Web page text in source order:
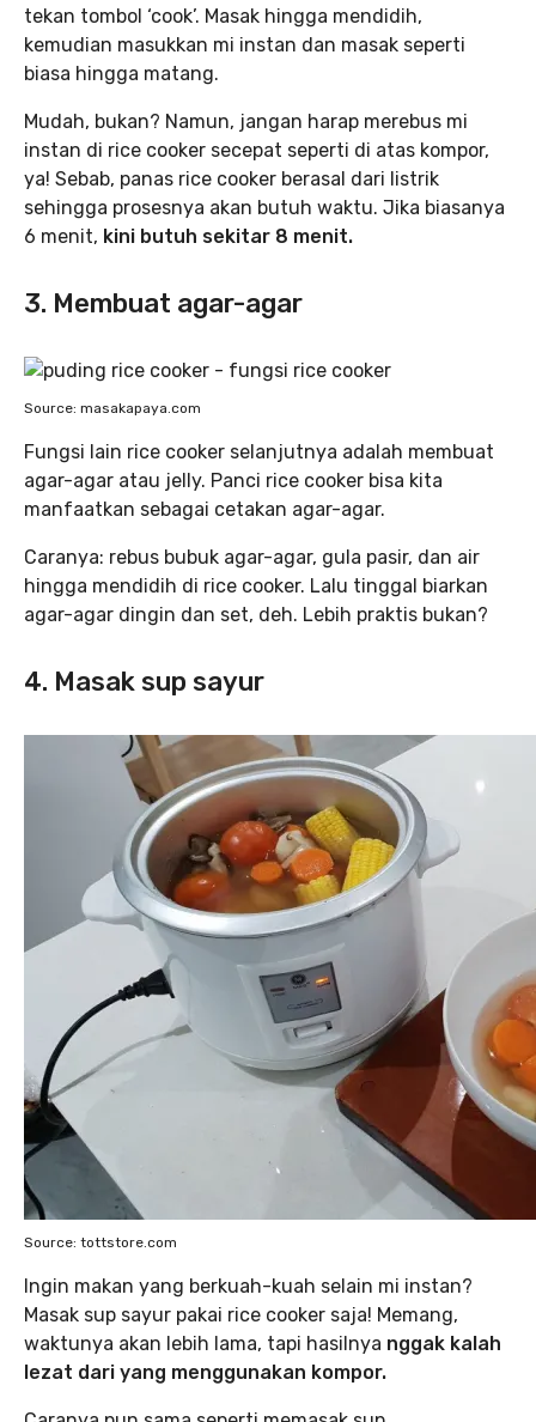
tekan tombol ‘cook’. Masak hingga mendidih,
kemudian masukkan mi instan dan masak seperti
biasa hingga matang.
Mudah, bukan? Namun, jangan harap merebus mi
instan di rice cooker secepat seperti di atas kompor,
ya! Sebab, panas rice cooker berasal dari listrik
sehingga prosesnya akan butuh waktu. Jika biasanya
6 menit, kini butuh sekitar 8 menit.
3. Membuat agar-agar
Source: masakapaya.com
Fungsi lain rice cooker selanjutnya adalah membuat
agar-agar atau jelly. Panci rice cooker bisa kita
manfaatkan sebagai cetakan agar-agar.
Caranya: rebus bubuk agar-agar, gula pasir, dan air
hingga mendidih di rice cooker. Lalu tinggal biarkan
agar-agar dingin dan set, deh. Lebih praktis bukan?
4. Masak sup sayur
Source: tottstore.com
Ingin makan yang berkuah-kuah selain mi instan?
Masak sup sayur pakai rice cooker saja! Memang,
waktunya akan lebih lama, tapi hasilnya nggak kalah
lezat dari yang menggunakan kompor.